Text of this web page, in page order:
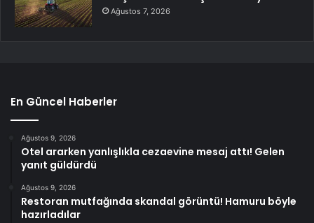
Ağustos 7, 2026
En Güncel Haberler
Ağustos 9, 2026
Otel ararken yanlışlıkla cezaevine mesaj attı! Gelen
yanıt güldürdü
Ağustos 9, 2026
Restoran mutfağında skandal görüntü! Hamuru böyle
hazırladılar